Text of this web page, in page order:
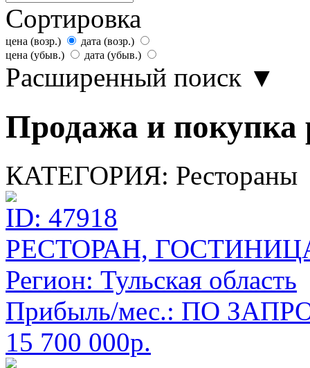
Сортировка
цена (возр.)
дата (возр.)
цена (убыв.)
дата (убыв.)
Расширенный поиск ▼
Продажа и покупка
КАТЕГОРИЯ: Рестораны
ID: 47918
РЕСТОРАН,
Регион: Тульская область
Прибыль/мес.: ПО
15 700 000р.